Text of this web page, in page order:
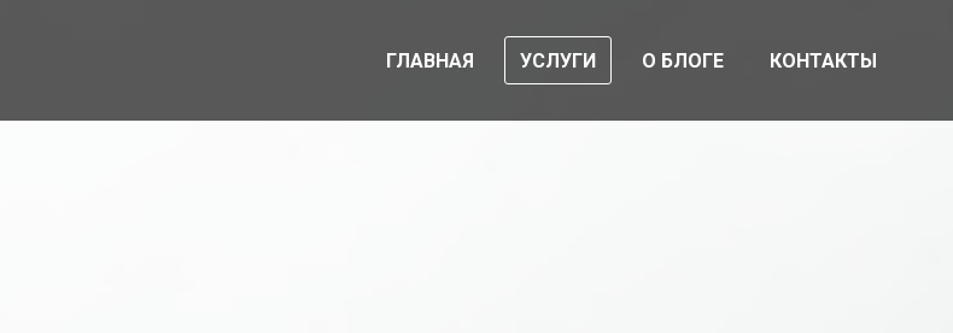
ГЛАВНАЯ УСЛУГИ О БЛОГЕ КОНТАКТЫ